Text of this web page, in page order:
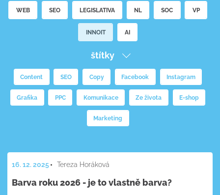
16. 12. 2025 Tereza Horáková
Barva roku 2026 - je to vlastně barva?
WEB SEO LEGISLATIVA NL SOC VP
INNOIT AI
štítky
Content SEO Copy Facebook Instagram
Grafika PPC Komunikace Ze života E-shop
Marketing